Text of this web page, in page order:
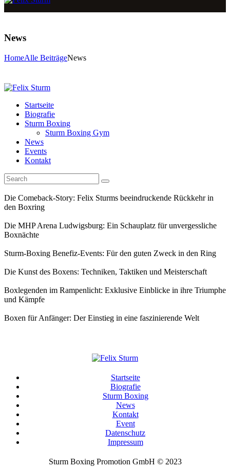
News
HomeAlle BeiträgeNews
Startseite
Biografie
Sturm Boxing
Sturm Boxing Gym
News
Events
Kontakt
Die Comeback-Story: Felix Sturms beeindruckende Rückkehr in
den Boxring
Die MHP Arena Ludwigsburg: Ein Schauplatz für unvergessliche
Boxnächte
Sturm-Boxing Benefiz-Events: Für den guten Zweck in den Ring
Die Kunst des Boxens: Techniken, Taktiken und Meisterschaft
Boxlegenden im Rampenlicht: Exklusive Einblicke in ihre Triumphe
und Kämpfe
Boxen für Anfänger: Der Einstieg in eine faszinierende Welt
Startseite
Biografie
Sturm Boxing
News
Kontakt
Event
Datenschutz
Impressum
Sturm Boxing Promotion GmbH © 2023